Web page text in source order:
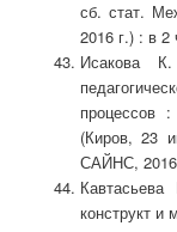
сб. стат.
2016 г.) : в
Исакова
процессов
(Киров, 23
САЙНС,
конструкт и